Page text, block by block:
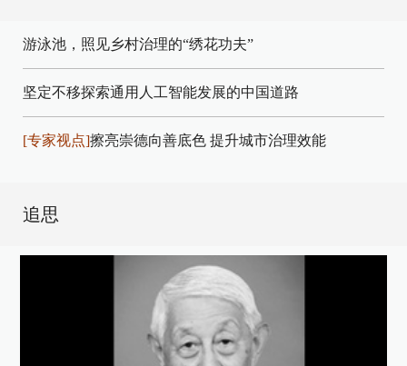
游泳池，照见乡村治理的“绣花功夫”
坚定不移探索通用人工智能发展的中国道路
[专家视点]擦亮崇德向善底色 提升城市治理效能
追思